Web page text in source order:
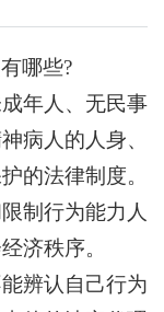
哪些?
年人、无民事
病人的人身、
的法律制度。
制行为能力人
济秩序。
辨认自己行为